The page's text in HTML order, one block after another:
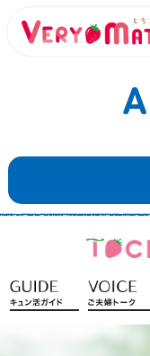
マッチング会員ロ
マッチング
ご利用ガイド
ご成婚カップルメッ
センターへのアクセス